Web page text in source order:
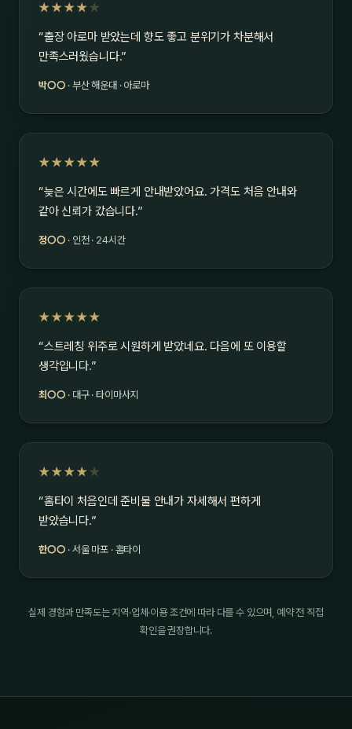
★★★★ ★
“출장 아로마 받았는데 향도 좋고 분위기가 차분해서
만족스러웠습니다.”
박○○ · 부산 해운대 · 아로마
★★★★★
“늦은 시간에도 빠르게 안내받았어요. 가격도 처음 안내와
같아 신뢰가 갔습니다.”
정○○ · 인천 · 24시간
★★★★★
“스트레칭 위주로 시원하게 받았네요. 다음에 또 이용할
생각입니다.”
최○○ · 대구 · 타이마사지
★★★★ ★
“홈타이 처음인데 준비물 안내가 자세해서 편하게
받았습니다.”
한○○ · 서울 마포 · 홈타이
실제 경험과 만족도는 지역·업체·이용 조건에 따라 다를 수 있으며, 예약 전 직접
확인을 권장합니다.